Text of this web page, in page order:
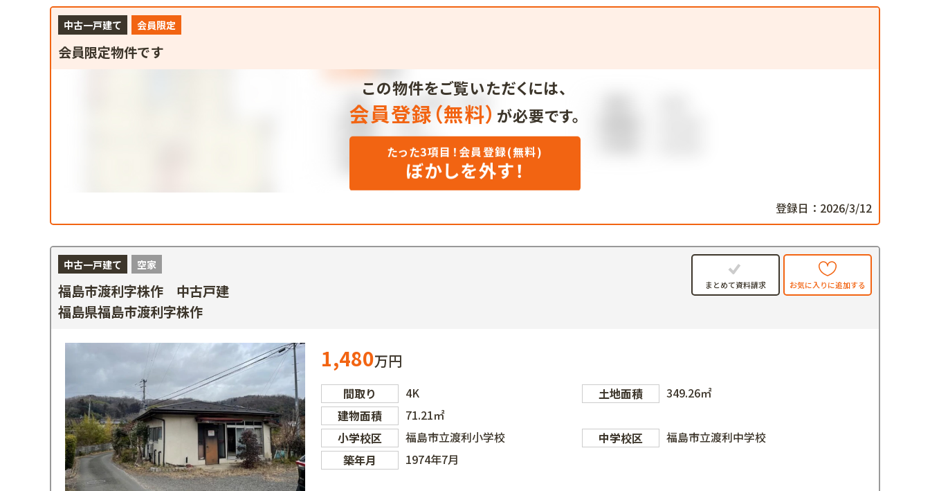
中古一戸建て 会員限定
会員限定物件です
この物件をご覧いただくには、
会員登録（無料） が必要です。
たった3項目！会員登録(無料)
ぼかしを外す！
登録日：2026/3/12
中古一戸建て 空家
福島市渡利字株作 中古戸建
福島県福島市渡利字株作
まとめて資料請求 お気に入りに追加する
1,480万円
間取り 4K 土地面積
349.26㎡
建物面積
71.21㎡
小学校区
福島市立渡利小学校 中学校区
福島市立渡利中学校
築年月
1974年7月